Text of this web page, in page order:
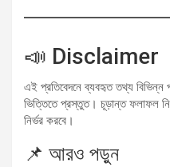
📣 Disclaimer
এই প্রতিবেদনে ব্যবহৃত তথ্য বিভিন্ন
ভিত্তিতে প্রস্তুত। চূড়ান্ত ফলাফল
নির্ভর করবে।
📌 আরও পড়ুন